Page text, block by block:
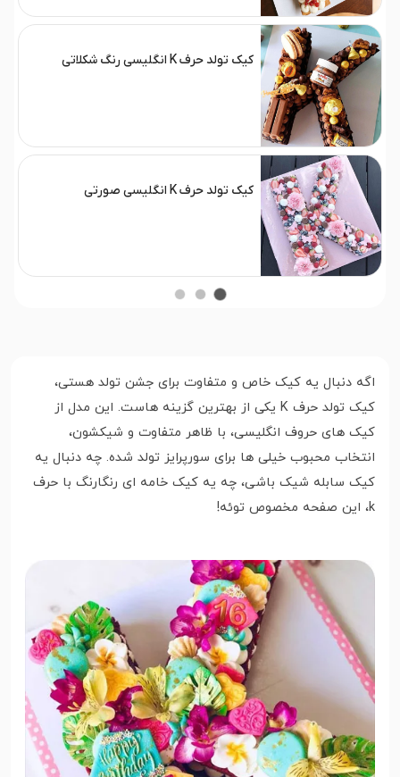
کیک تولد حرف K انگلیسی رنگ شکلاتی
کیک تولد حرف K انگلیسی صورتی
اگه دنبال یه کیک خاص و متفاوت برای جشن تولد هستی،
کیک تولد حرف K یکی از بهترین گزینه هاست. این مدل از
کیک های حروف انگلیسی، با ظاهر متفاوت و شیکشون،
انتخاب محبوب خیلی ها برای سورپرایز تولد شده. چه دنبال یه
کیک سابله شیک باشی، چه یه کیک خامه ای رنگارنگ با حرف
k، این صفحه مخصوص توئه!